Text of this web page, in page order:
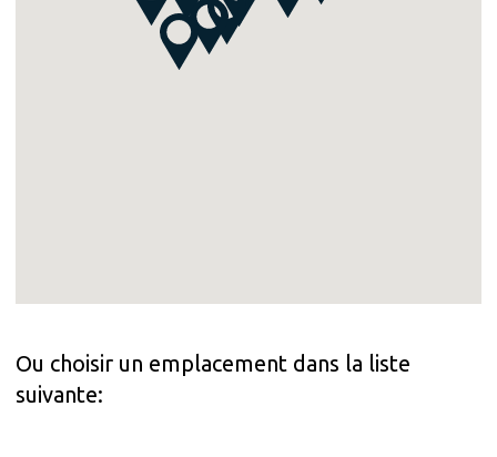
Ou choisir un emplacement dans la liste
suivante: